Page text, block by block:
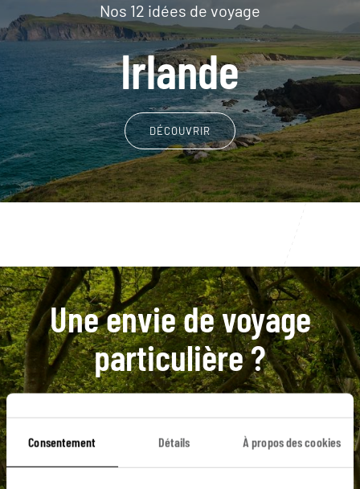
Consentement Détails À propos des cookies
Nos 12 idées de voyage
Irlande
DÉCOUVRIR
Une envie de voyage
particulière ?
Burren Clifden Dingle et sa péninsule
Galway Arthur's Seat Ben Nevis